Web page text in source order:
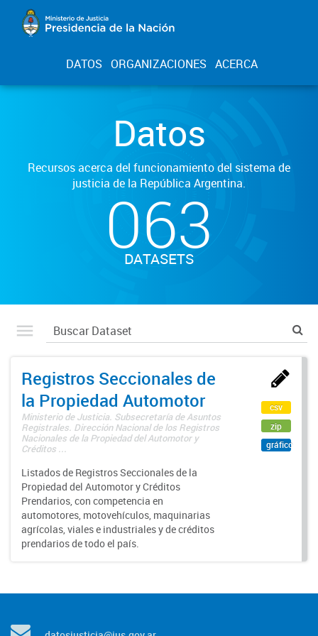
DATOS ORGANIZACIONES ACERCA
Datos
Recursos acerca del funcionamiento del sistema de
justicia de la República Argentina.
063
DATASETS
Registros Seccionales de
la Propiedad Automotor
Ministerio de Justicia. Subsecretaría de Asuntos
Registrales. Dirección Nacional de los Registros
Nacionales de la Propiedad del Automotor y
Créditos ...
Listados de Registros Seccionales de la
Propiedad del Automotor y Créditos
Prendarios, con competencia en
automotores, motovehículos, maquinarias
agrícolas, viales e industriales y de créditos
prendarios de todo el país.
csv
zip
gráfico